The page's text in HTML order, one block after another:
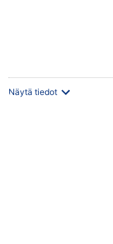
Näytä tiedot